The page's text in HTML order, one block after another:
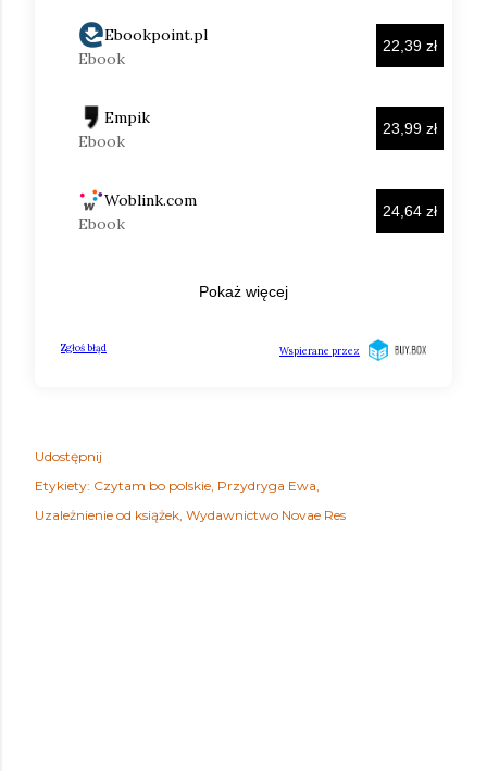
Udostępnij
Etykiety: Czytam bo polskie Przydryga Ewa
Uzależnienie od książek Wydawnictwo Novae Res